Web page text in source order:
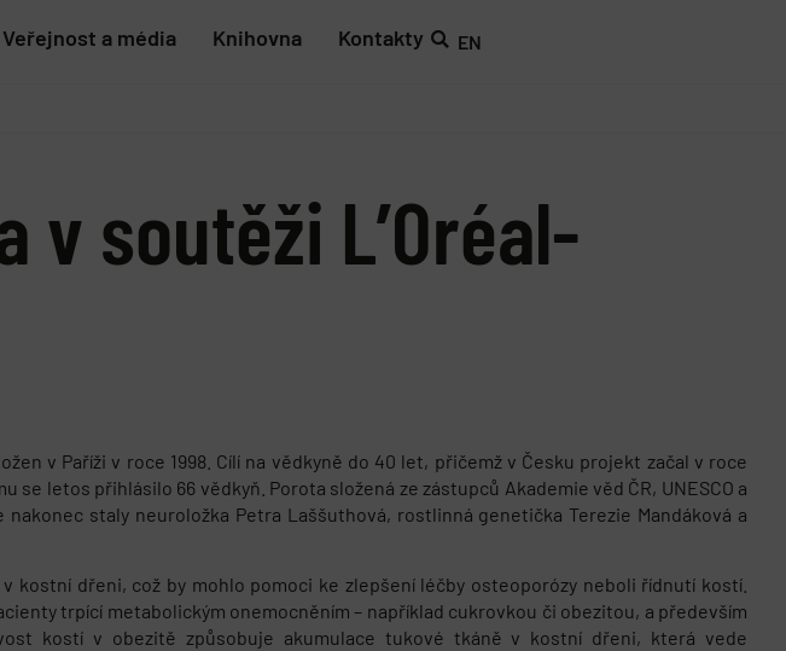
Veřejnost a média Knihovna Kontakty EN
v soutěži L’Oréal-
v Paříži v roce 1998. Cílí na vědkyně do 40 let, přičemž v Česku projekt začal v roce
se letos přihlásilo 66 vědkyň. Porota složená ze zástupců Akademie věd ČR, UNESCO a
nakonec staly neuroložka Petra Laššuthová, rostlinná genetička Terezie Mandáková a
kostní dřeni, což by mohlo pomoci ke zlepšení léčby osteoporózy neboli řídnutí kostí.
trpící metabolickým onemocněním – například cukrovkou či obezitou, a především
kostí v obezitě způsobuje akumulace tukové tkáně v kostní dřeni, která vede